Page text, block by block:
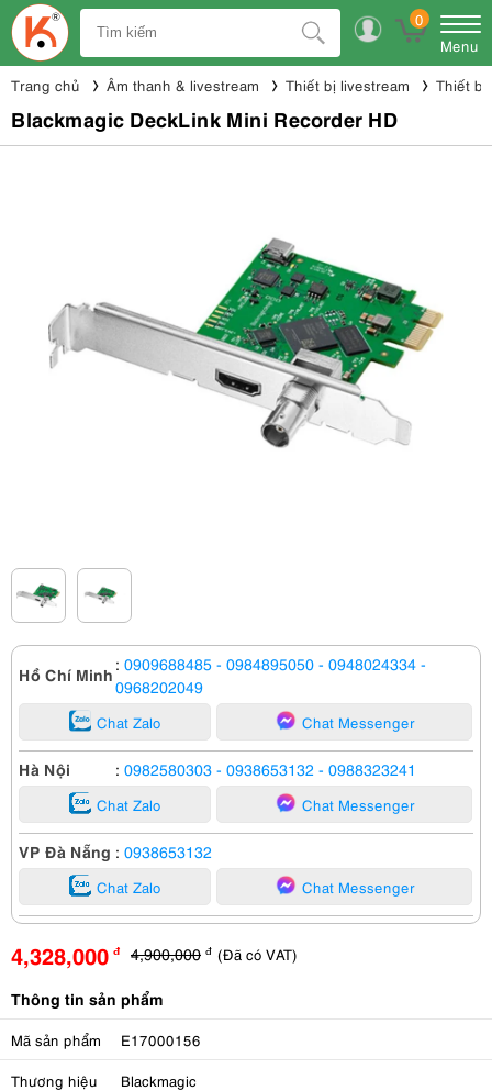
0
Menu
Trang chủ Âm thanh & livestream Thiết bị livestream Thiết bị
Blackmagic DeckLink Mini Recorder HD
Hồ Chí Minh : 0909688485 - 0984895050 - 0948024334 -
0968202049
Chat Zalo Chat Messenger
Hà Nội : 0982580303 - 0938653132 - 0988323241
Chat Zalo Chat Messenger
VP Đà Nẵng : 0938653132
Chat Zalo Chat Messenger
4,328,000 đ 4,900,000 đ (Đã có VAT)
Thông tin sản phẩm
Mã sản phẩm E17000156
Thương hiệu Blackmagic